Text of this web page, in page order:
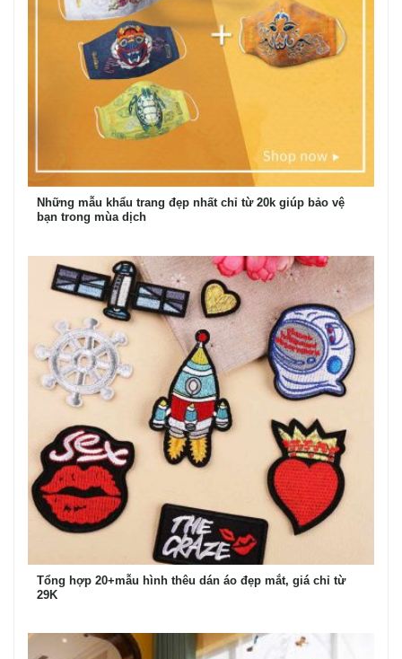
Những mẫu khẩu trang đẹp nhất chỉ từ 20k giúp bảo vệ
bạn trong mùa dịch
Tổng hợp 20+mẫu hình thêu dán áo đẹp mắt, giá chỉ từ
29K